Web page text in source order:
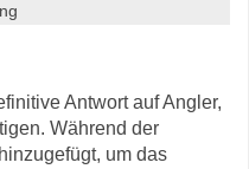
Antwort auf Angler,
Während der
um das